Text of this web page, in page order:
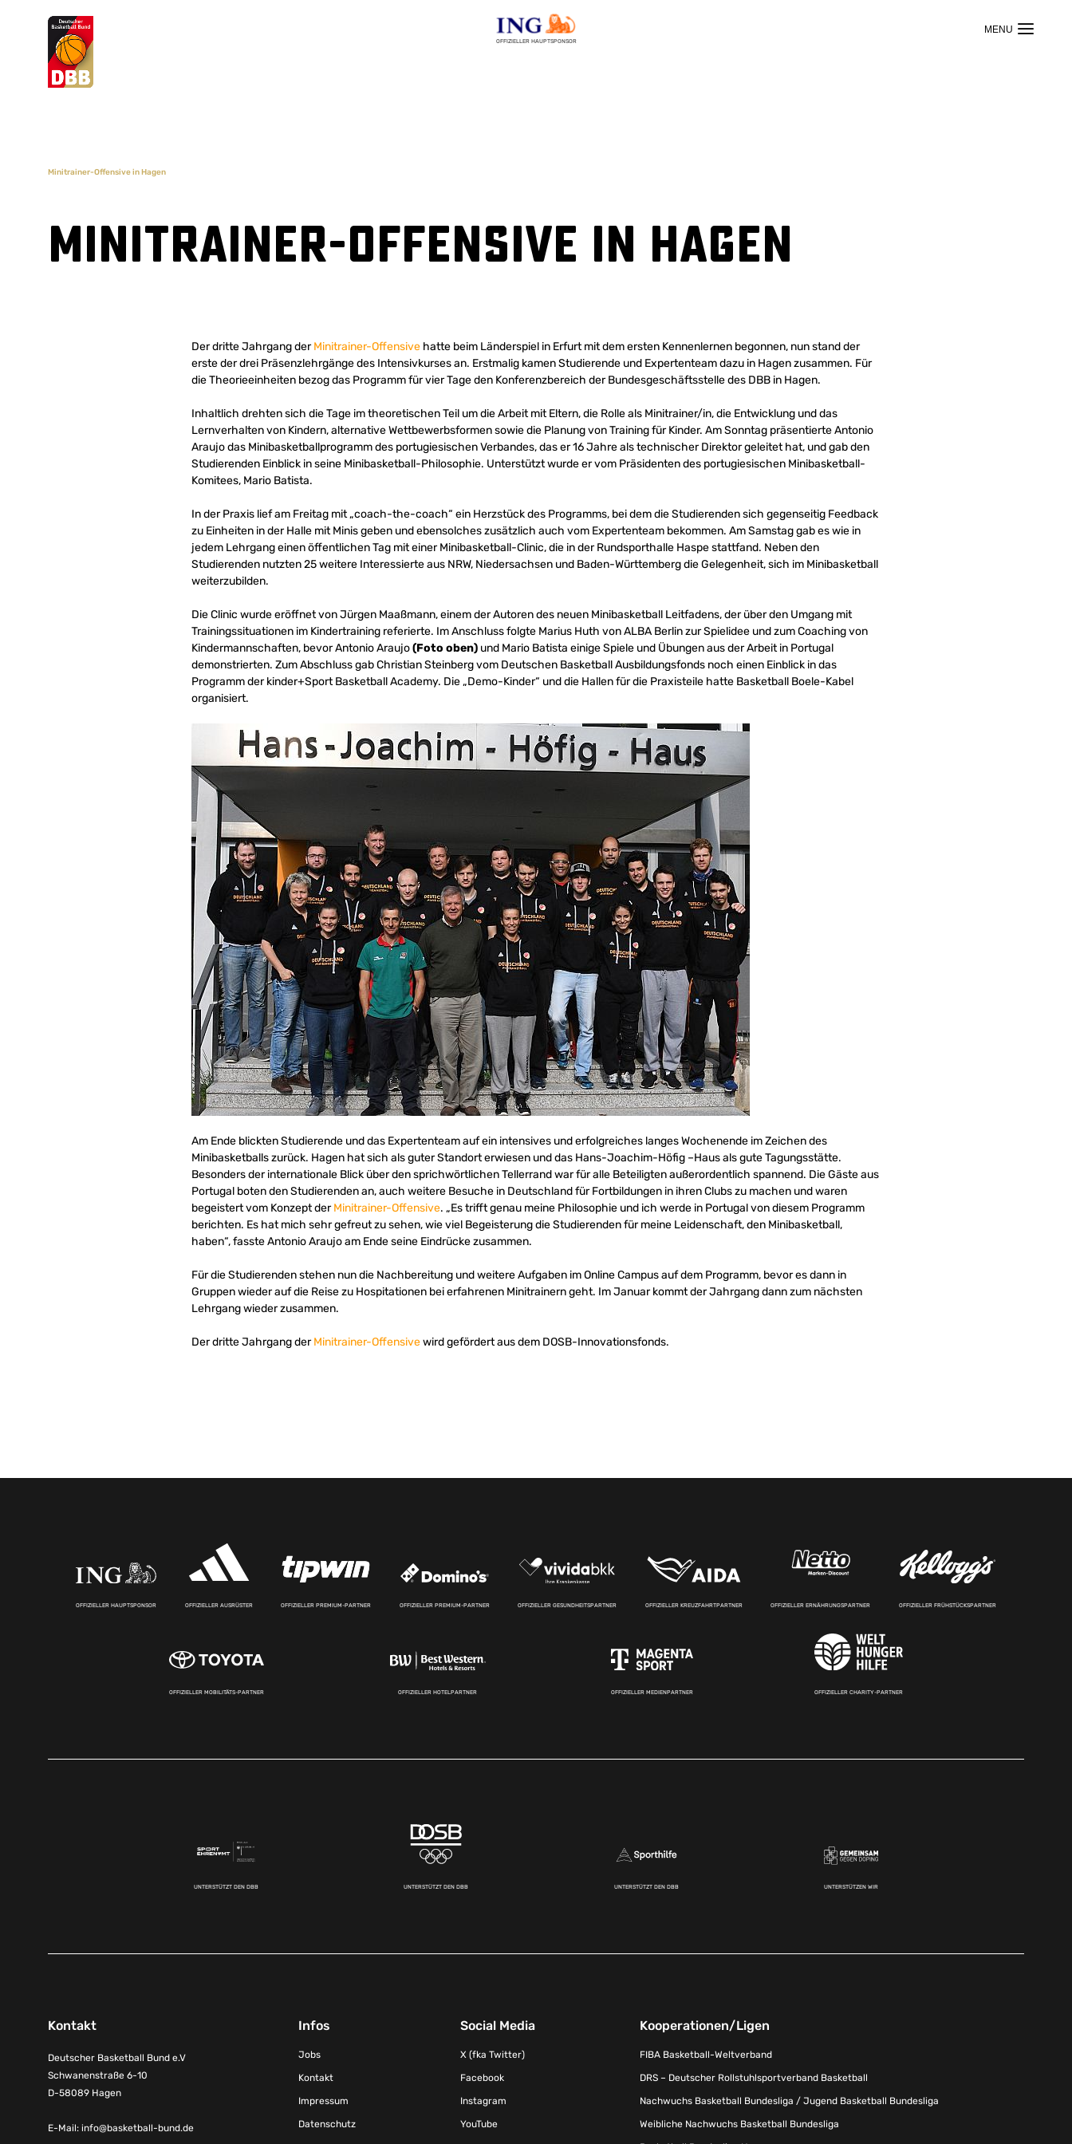
OFFIZIELLER HAUPTSPONSOR
Suchvorschläge
Minitrainer-Offensive in Hagen
Minitrainer-Offensive in Hagen
Der dritte Jahrgang derMinitrainer-Offensive hatte beim Länderspiel in Erfurt mit dem ersten Kennenlernen begonnen, nun stand der
erste der drei Präsenzlehrgänge des Intensivkurses an. Erstmalig kamen Studierende und Expertenteam dazu in Hagen zusammen. Für
die Theorieeinheiten bezog das Programm für vier Tage den Konferenzbereich der Bundesgeschäftsstelle des DBB in Hagen.
Inhaltlich drehten sich die Tage im theoretischen Teil um die Arbeit mit Eltern, die Rolle als Minitrainer/in, die Entwicklung und das
Lernverhalten von Kindern, alternative Wettbewerbsformen sowie die Planung von Training für Kinder. Am Sonntag präsentierte Antonio
Araujo das Minibasketballprogramm des portugiesischen Verbandes, das er 16 Jahre als technischer Direktor geleitet hat, und gab den
Studierenden Einblick in seine Minibasketball-Philosophie. Unterstützt wurde er vom Präsidenten des portugiesischen Minibasketball-
Komitees, Mario Batista.
In der Praxis lief am Freitag mit „coach-the-coach“ ein Herzstück des Programms, bei dem die Studierenden sich gegenseitig Feedback
zu Einheiten in der Halle mit Minis geben und ebensolches zusätzlich auch vom Expertenteam bekommen. Am Samstag gab es wie in
jedem Lehrgang einen öffentlichen Tag mit einer Minibasketball-Clinic, die in der Rundsporthalle Haspe stattfand. Neben den
Studierenden nutzten 25 weitere Interessierte aus NRW, Niedersachsen und Baden-Württemberg die Gelegenheit, sich im Minibasketball
weiterzubilden.
Die Clinic wurde eröffnet von Jürgen Maaßmann, einem der Autoren des neuen Minibasketball Leitfadens, der über den Umgang mit
Trainingssituationen im Kindertraining referierte. Im Anschluss folgte Marius Huth von ALBA Berlin zur Spielidee und zum Coaching von
Kindermannschaften, bevor Antonio Araujo(Foto oben) und Mario Batista einige Spiele und Übungen aus der Arbeit in Portugal
demonstrierten. Zum Abschluss gab Christian Steinberg vom Deutschen Basketball Ausbildungsfonds noch einen Einblick in das
Programm der kinder+Sport Basketball Academy. Die „Demo-Kinder“ und die Hallen für die Praxisteile hatte Basketball Boele-Kabel
organisiert.
Am Ende blickten Studierende und das Expertenteam auf ein intensives und erfolgreiches langes Wochenende im Zeichen des
Minibasketballs zurück. Hagen hat sich als guter Standort erwiesen und das Hans-Joachim-Höfig –Haus als gute Tagungsstätte.
Besonders der internationale Blick über den sprichwörtlichen Tellerrand war für alle Beteiligten außerordentlich spannend. Die Gäste aus
Portugal boten den Studierenden an, auch weitere Besuche in Deutschland für Fortbildungen in ihren Clubs zu machen und waren
begeistert vom Konzept derMinitrainer-Offensive. „Es trifft genau meine Philosophie und ich werde in Portugal von diesem Programm
berichten. Es hat mich sehr gefreut zu sehen, wie viel Begeisterung die Studierenden für meine Leidenschaft, den Minibasketball,
haben“, fasste Antonio Araujo am Ende seine Eindrücke zusammen.
Für die Studierenden stehen nun die Nachbereitung und weitere Aufgaben im Online Campus auf dem Programm, bevor es dann in
Gruppen wieder auf die Reise zu Hospitationen bei erfahrenen Minitrainern geht. Im Januar kommt der Jahrgang dann zum nächsten
Lehrgang wieder zusammen.
Der dritte Jahrgang derMinitrainer-Offensivewird gefördert aus dem DOSB-Innovationsfonds.
OFFIZIELLER HAUPTSPONSOR OFFIZIELLER AUSRÜSTER OFFIZIELLER PREMIUM-PARTNER OFFIZIELLER PREMIUM-PARTNER OFFIZIELLER GESUNDHEITSPARTNER OFFIZIELLER KREUZFAHRTPARTNER OFFIZIELLER ERNÄHRUNGSPARTNER OFFIZIELLER FRÜHSTÜCKSPARTNER
OFFIZIELLER MOBILITÄTS-PARTNER OFFIZIELLER HOTELPARTNER OFFIZIELLER MEDIENPARTNER OFFIZIELLER CHARITY-PARTNER
UNTERSTÜTZT DEN DBB UNTERSTÜTZT DEN DBB UNTERSTÜTZT DEN DBB UNTERSTÜTZEN WIR
Kontakt
Deutscher Basketball Bund e.V
Schwanenstraße 6-10
D-58089 Hagen
E-Mail: info@basketball-bund.de
Infos
Jobs
Kontakt
Impressum
Datenschutz
Social Media
X (fka Twitter)
Facebook
Instagram
YouTube
Kooperationen/Ligen
FIBA Basketball-Weltverband
DRS – Deutscher Rollstuhlsportverband Basketball
Nachwuchs Basketball Bundesliga / Jugend Basketball Bundesliga
Weibliche Nachwuchs Basketball Bundesliga